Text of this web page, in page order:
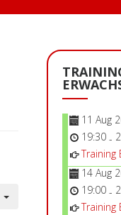
11 Aug
19:30-
Training
14 Aug
19:00-
Training